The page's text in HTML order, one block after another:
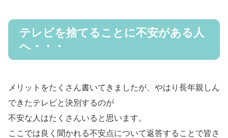
テレビを捨てることに不安がある人
へ・・・
メリットをたくさん書いてきましたが、やはり長年親しん
できたテレビと決別するのが
不安な人はたくさんいると思います。
ここでは良く聞かれる不安点について返答することで皆さ